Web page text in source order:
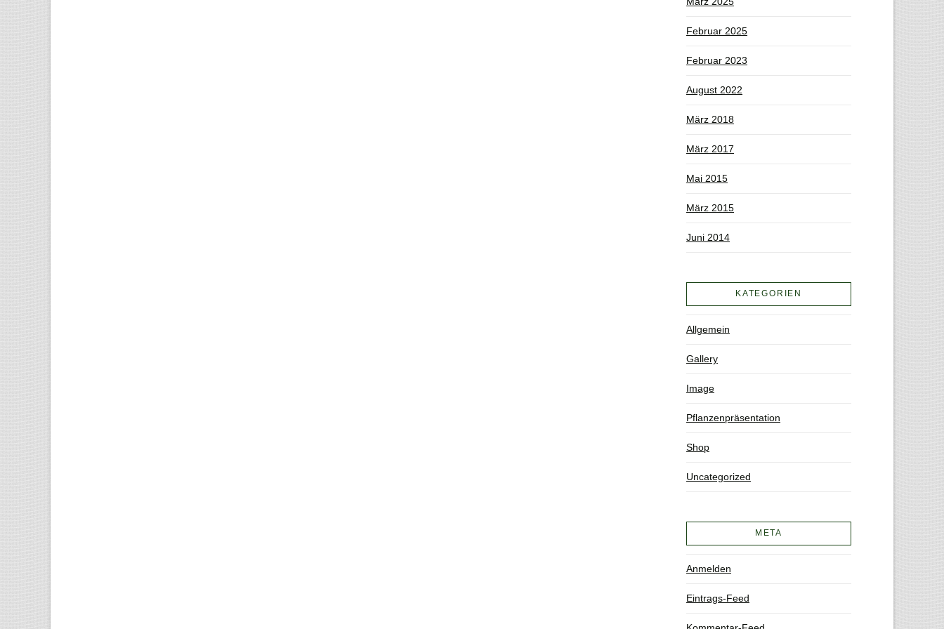
Februar 2025
Februar 2023
August 2022
März 2018
März 2017
Mai 2015
März 2015
Juni 2014
KATEGORIEN
Allgemein
Gallery
Image
Pflanzenpräsentation
Shop
Uncategorized
META
Anmelden
Eintrags-Feed